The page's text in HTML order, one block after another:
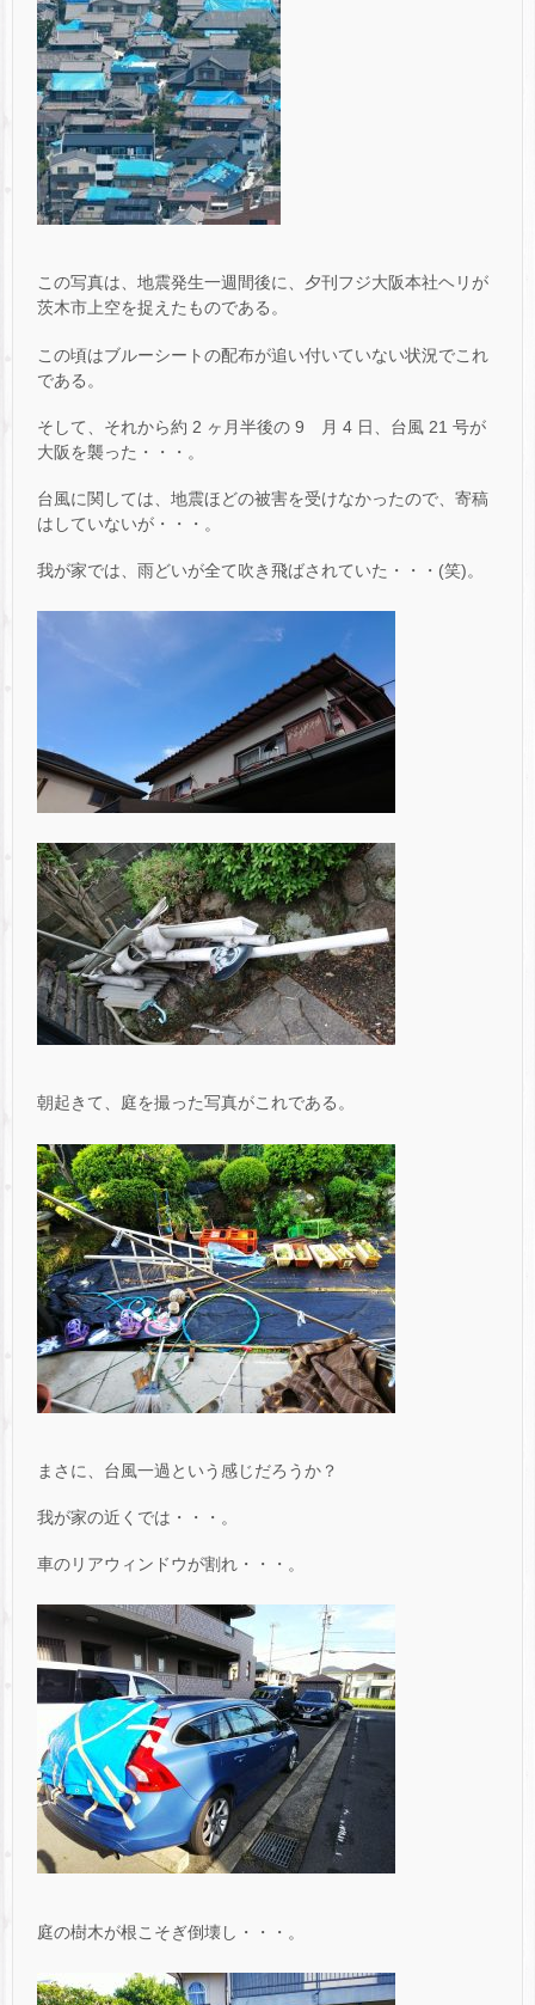
この写真は、地震発生一週間後に、夕刊フジ大阪本社ヘリが
茨木市上空を捉えたものである。
この頃はブルーシートの配布が追い付いていない状況でこれ
である。
そして、それから約 2 ヶ月半後の 9 月 4 日、台風 21 号が
大阪を襲った・・・。
台風に関しては、地震ほどの被害を受けなかったので、寄稿
はしていないが・・・。
我が家では、雨どいが全て吹き飛ばされていた・・・(笑)。
朝起きて、庭を撮った写真がこれである。
まさに、台風一過という感じだろうか？
我が家の近くでは・・・。
車のリアウィンドウが割れ・・・。
庭の樹木が根こそぎ倒壊し・・・。